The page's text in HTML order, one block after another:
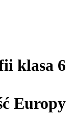
klasa 6
Europy